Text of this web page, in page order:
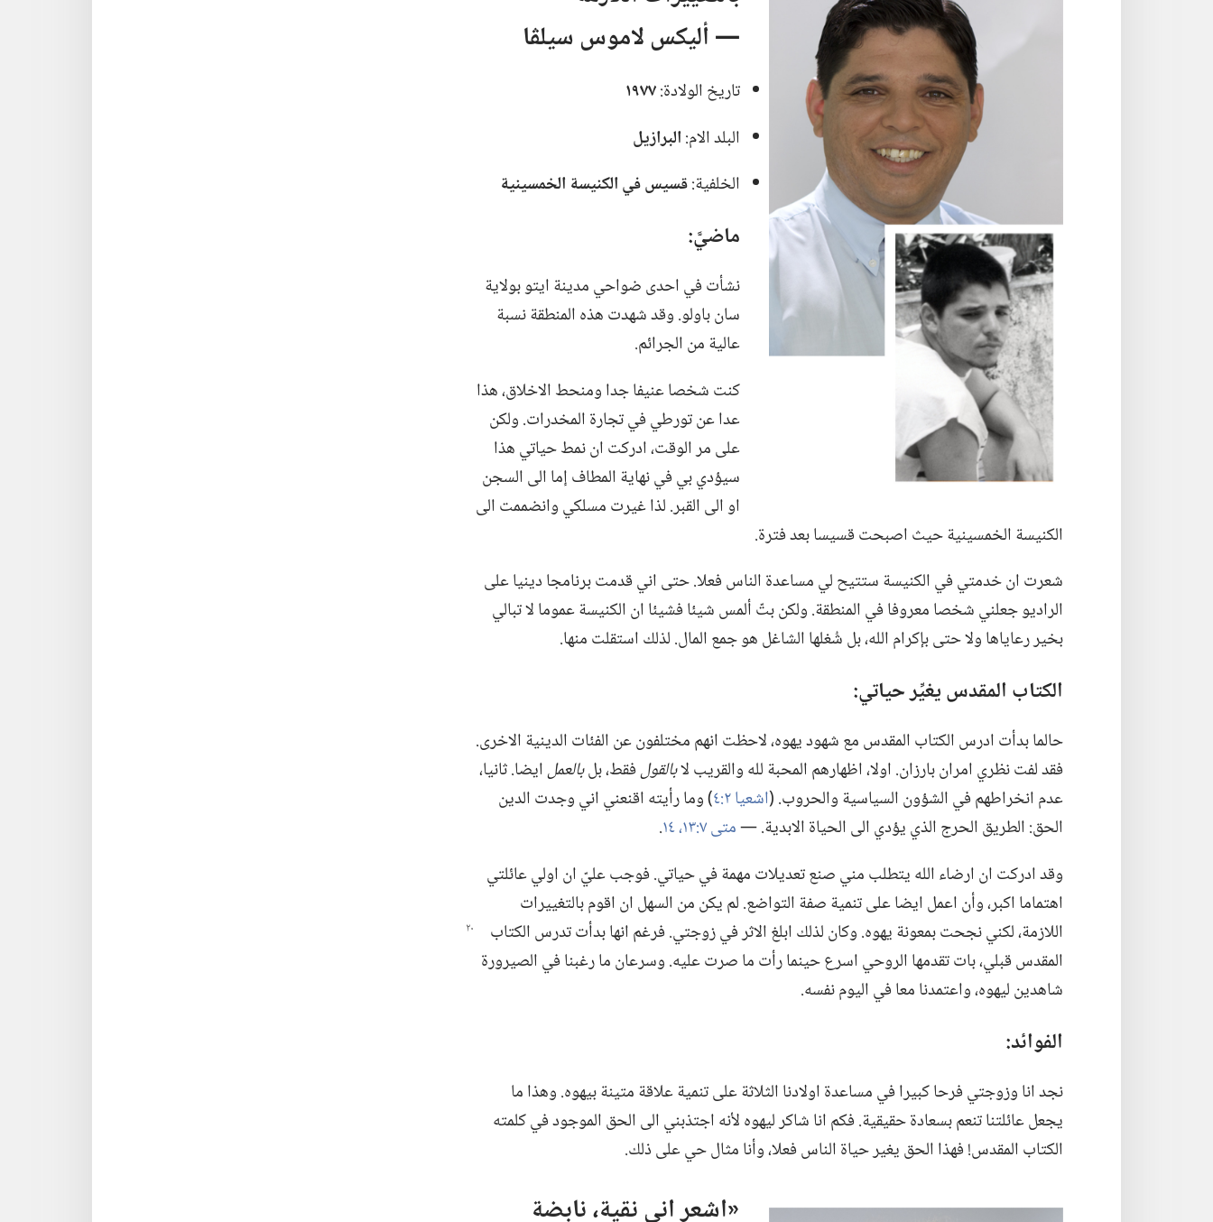
—‏ أليكس لاموس سيلڤا
تاريخ الولادة:‏١٩٧٧
البلد الام:‏البرازيل
الخلفية:‏قسيسفيالكنيسة الخمسينية
ماضيَّ:‏
نشأت في احدى ضواحي مدينة ايتو بولاية
سان باولو.‏ وقد شهدت هذه المنطقة نسبة
عالية من الجرائم.‏
كنت شخصا عنيفا جدا ومنحط الاخلاق،‏ هذا
عدا عن تورطي في تجارة المخدرات.‏ ولكن
على مر الوقت،‏ ادركت ان نمط حياتي هذا
سيؤدي بي في نهاية المطاف إما الى السجن
او الى القبر.‏ لذا غيرت مسلكي وانضممت الى
الكنيسة الخمسينية حيث اصبحت قسيسا بعد فترة.‏
شعرت ان خدمتي في الكنيسة ستتيح لي مساعدة الناس فعلا.‏ حتى اني قدمت برنامجا دينيا على
الراديو جعلني شخصا معروفا في المنطقة.‏ ولكن بتّ ألمس شيئا فشيئا ان الكنيسة عموما لا تبالي
بخير رعاياها ولا حتى بإكرام الله،‏ بل شُغلها الشاغل هو جمع المال.‏ لذلك استقلت منها.‏
الكتاب المقدس يغيِّر حياتي:‏
حالما بدأت ادرس الكتاب المقدس مع شهود يهوه،‏ لاحظت انهم مختلفون عن الفئات الدينية الاخرى.‏
فقد لفت نظري امران بارزان.‏ اولا،‏ اظهارهم المحبة لله والقريب لابالقولفقط،‏ بلبالعملايضا.‏ ثانيا،‏
عدم انخراطهم في الشؤون السياسية والحروب.‏ (‏اشعيا ٢:‏٤
‏)‏ وما رأيته اقنعني اني وجدت الدين
الحق:‏ الطريق الحرج الذي يؤدي الى الحياة الابدية.‏ —‏متى ٧:‏١٣،‏ ١٤
‏.‏
وقد ادركت ان ارضاء الله يتطلب مني صنع تعديلات مهمة في حياتي.‏ فوجب عليّ ان اولي عائلتي
اهتماما اكبر،‏ وأن اعمل ايضا على تنمية صفة التواضع.‏ لم يكن من السهل ان اقوم بالتغييرات
اللازمة،‏ لكني نجحت بمعونة يهوه.‏ وكان لذلك ابلغالاثر في زوجتي.‏ فرغم انها بدأت تدرس الكتاب
المقدس قبلي،‏ بات تقدمها الروحي اسرع حينما رأت ما صرت عليه.‏ وسرعان ما رغبنا في الصيرورة
شاهدين ليهوه،‏ واعتمدنا معا في اليوم نفسه.‏
الفوائد:‏
نجد انا وزوجتي فرحا كبيرا في مساعدة اولادنا الثلاثة على تنمية علاقة متينة بيهوه.‏ وهذا ما
يجعل عائلتنا تنعم بسعادة حقيقية.‏ فكم انا شاكر ليهوه لأنه اجتذبني الى الحق الموجود في كلمته
الكتاب المقدس!‏ فهذا الحق يغير حياة الناس فعلا،‏ وأنا مثال حي على ذلك.‏
‏«اشعر اني نقية،‏ نابضة